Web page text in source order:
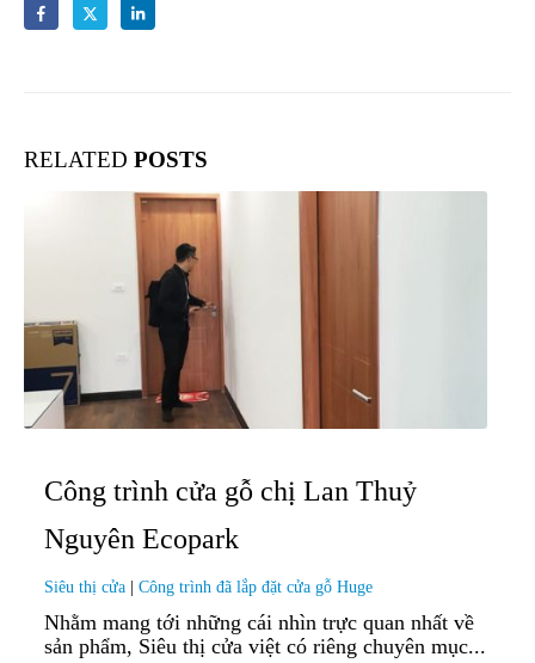
RELATED POSTS
Công trình cửa gỗ chị Lan Thuỷ
Nguyên Ecopark
Siêu thị cửa | Công trình đã lắp đặt cửa gỗ Huge
Nhằm mang tới những cái nhìn trực quan nhất về
sản phẩm, Siêu thị cửa việt có riêng chuyên mục...